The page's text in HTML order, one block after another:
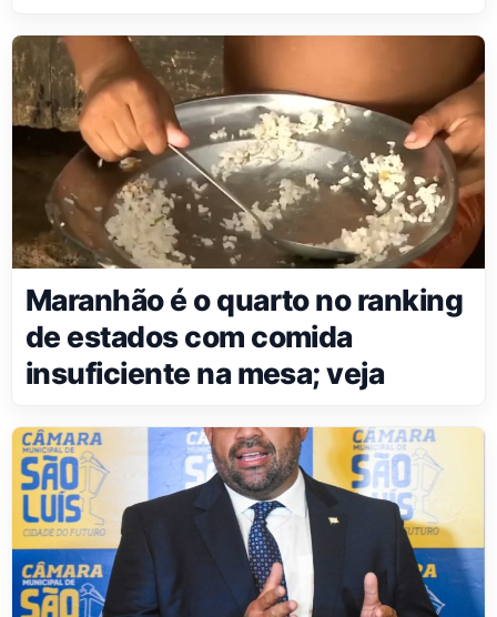
Maranhão é o quarto no ranking
de estados com comida
insuficiente na mesa; veja